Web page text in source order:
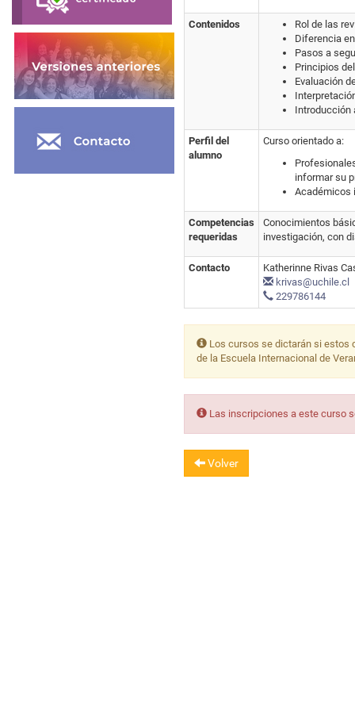
Contenidos
Rol de las
Diferencia
Pasos a
Principios
Evaluación
Introducción
Perfil del
alumno
Curso orientado a:
informar su
Académicos
Competencias
requeridas
Conocimientos
investigación, con
Contacto
Katherinne Rivas
krivas@uchile.cl
229786144
Los cursos se dictarán si estos
de la Escuela Internacional de
Las inscripciones a este curso
Volver